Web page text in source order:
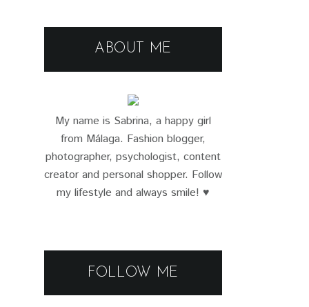
ABOUT ME
My name is Sabrina, a happy girl
from Málaga. Fashion blogger,
photographer, psychologist, content
creator and personal shopper. Follow
my lifestyle and always smile! ♥
FOLLOW ME